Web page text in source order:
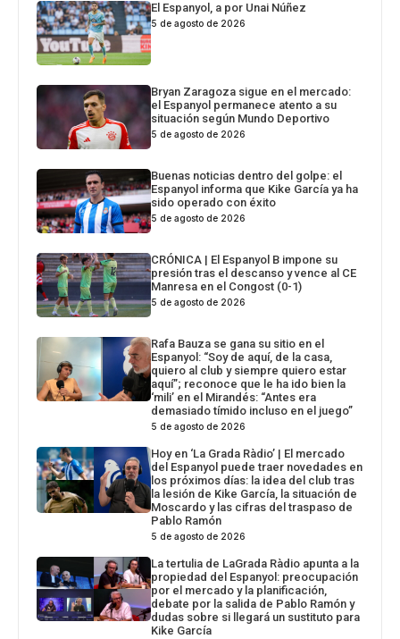
El Espanyol, a por Unai Núñez
5 de agosto de 2026
Bryan Zaragoza sigue en el mercado:
el Espanyol permanece atento a su
situación según Mundo Deportivo
5 de agosto de 2026
Buenas noticias dentro del golpe: el
Espanyol informa que Kike García ya ha
sido operado con éxito
5 de agosto de 2026
CRÓNICA | El Espanyol B impone su
presión tras el descanso y vence al CE
Manresa en el Congost (0-1)
5 de agosto de 2026
Rafa Bauza se gana su sitio en el
Espanyol: “Soy de aquí, de la casa,
quiero al club y siempre quiero estar
aquí”; reconoce que le ha ido bien la
‘mili’ en el Mirandés: “Antes era
demasiado tímido incluso en el juego”
5 de agosto de 2026
Hoy en ‘La Grada Ràdio’ | El mercado
del Espanyol puede traer novedades en
los próximos días: la idea del club tras
la lesión de Kike García, la situación de
Moscardo y las cifras del traspaso de
Pablo Ramón
5 de agosto de 2026
La tertulia de LaGrada Ràdio apunta a la
propiedad del Espanyol: preocupación
por el mercado y la planificación,
debate por la salida de Pablo Ramón y
dudas sobre si llegará un sustituto para
Kike García